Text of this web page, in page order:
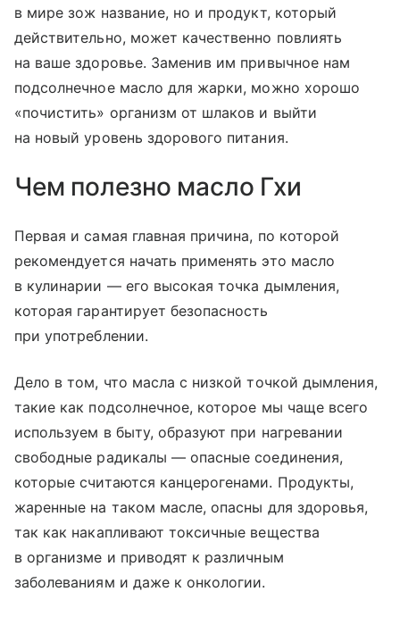
в мире зож название, но и продукт, который
действительно, может качественно повлиять
на ваше здоровье. Заменив им привычное нам
подсолнечное масло для жарки, можно хорошо
«почистить» организм от шлаков и выйти
на новый уровень здорового питания.
Чем полезно масло Гхи
Первая и самая главная причина, по которой
рекомендуется начать применять это масло
в кулинарии — его высокая точка дымления,
которая гарантирует безопасность
при употреблении.
Дело в том, что масла с низкой точкой дымления,
такие как подсолнечное, которое мы чаще всего
используем в быту, образуют при нагревании
свободные радикалы — опасные соединения,
которые считаются канцерогенами. Продукты,
жаренные на таком масле, опасны для здоровья,
так как накапливают токсичные вещества
в организме и приводят к различным
заболеваниям и даже к онкологии.